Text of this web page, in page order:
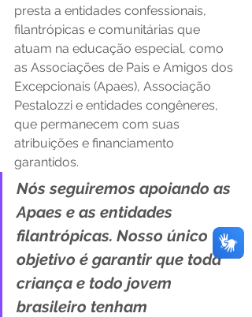
presta a entidades confessionais,
filantrópicas e comunitárias que
atuam na educação especial, como
as Associações de Pais e Amigos dos
Excepcionais (Apaes), Associação
Pestalozzi e entidades congêneres,
que permanecem com suas
atribuições e financiamento
garantidos.
Nós seguiremos apoiando as
Apaes e as entidades
filantrópicas. Nosso único
objetivo é garantir que toda
criança e todo jovem
brasileiro tenham